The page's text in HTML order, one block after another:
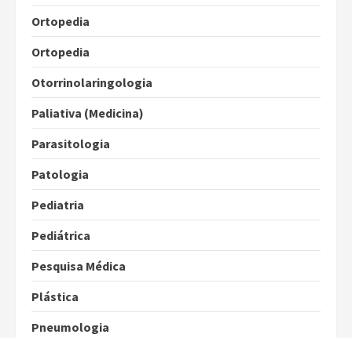
Ortopedia
Ortopedia
Otorrinolaringologia
Paliativa (Medicina)
Parasitologia
Patologia
Pediatria
Pediátrica
Pesquisa Médica
Plástica
Pneumologia